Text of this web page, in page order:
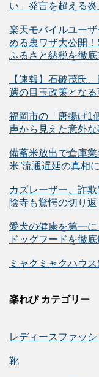
い」発言を超える
楽天モバイルユー
める裏ワザ大公開
ふるさと納税を徹底
【速報】石破茂氏
選の目玉政策となる
福岡市の「唐揚げ1
声から見えた意外な
備蓄米放出で倉庫
米”流通遅延の真相
カズレーザー、詐
陰寺も驚愕の切り返
愛犬の健康を第一
ドッグフードを徹
ミャクミャクハウ
楽れび カテゴリー
レディースファッシ
靴